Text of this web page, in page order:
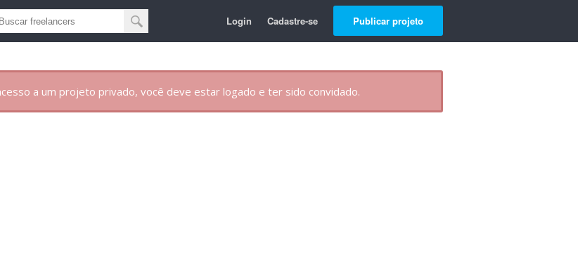
Login Cadastre-se Publicar projeto
a um projeto privado, você deve estar logado e ter sido convidado.